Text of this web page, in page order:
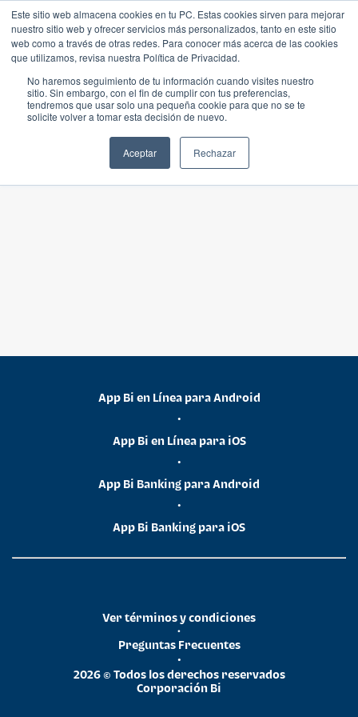
Este sitio web almacena cookies en tu PC. Estas cookies sirven para mejorar
nuestro sitio web y ofrecer servicios más personalizados, tanto en este sitio
web como a través de otras redes. Para conocer más acerca de las cookies
que utilizamos, revisa nuestra Política de Privacidad.
No haremos seguimiento de tu información cuando visites nuestro
sitio. Sin embargo, con el fin de cumplir con tus preferencias,
tendremos que usar solo una pequeña cookie para que no se te
solicite volver a tomar esta decisión de nuevo.
Aceptar Rechazar
App Bi en Línea para Android
•
App Bi en Línea para iOS
•
App Bi Banking para Android
•
App Bi Banking para iOS
2026 © Todos los derechos reservados
Corporación Bi
•
Preguntas Frecuentes
•
Ver términos y condiciones